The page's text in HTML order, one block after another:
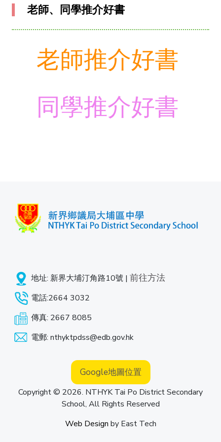
老師、同學推介好書
老師推介好書
同學推介好書
地址: 新界大埔汀角路10號 | 前往方法
電話:2664 3032
傳真: 2667 8085
電郵: nthyktpdss@edb.gov.hk
Google地圖位置
Copyright © 2026. NTHYK Tai Po District Secondary
School, All Rights Reserved
Web Design by East Tech